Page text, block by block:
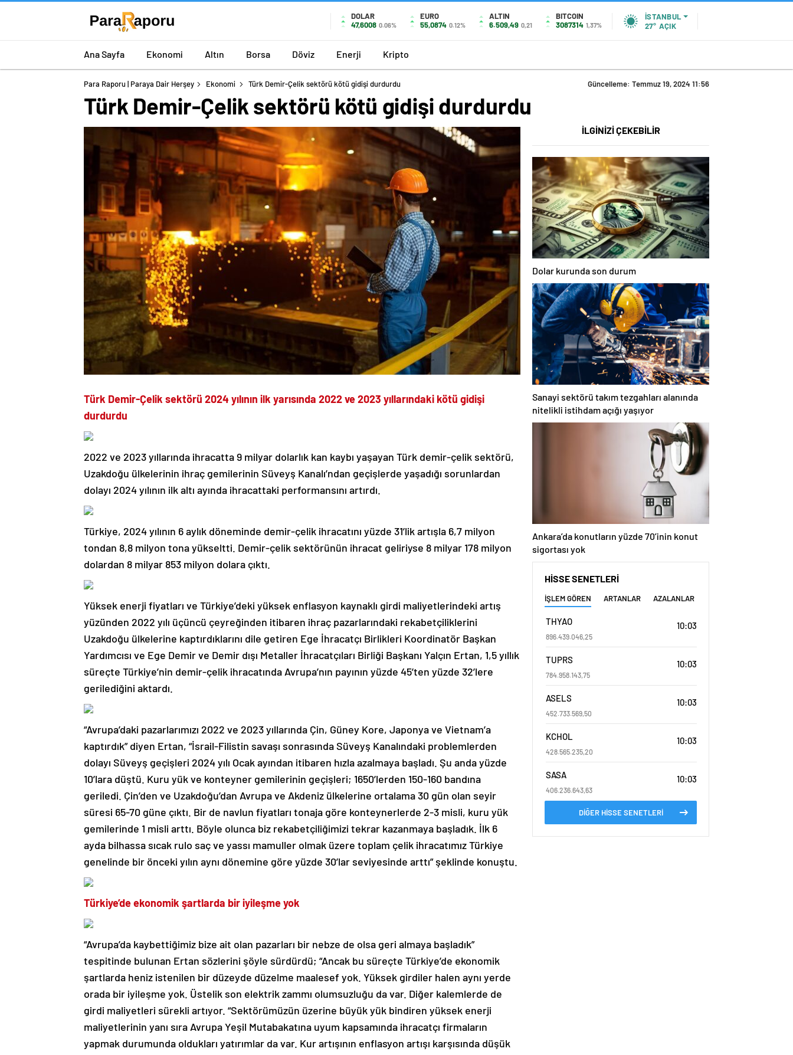
DOLAR
47,6008 0.06%
EURO
55,0874 0.12%
ALTIN
6.509,49 0,21
BITCOIN
3087314 1,37%
İSTANBUL
27° AÇIK
Ana Sayfa Ekonomi Altın Borsa Döviz Enerji Kripto
Para Raporu | Paraya Dair Herşey Ekonomi Türk Demir-Çelik sektörü kötü gidişi durdurdu Güncelleme: Temmuz 19, 2024 11:56
Türk Demir-Çelik sektörü kötü gidişi durdurdu
Türk Demir-Çelik sektörü 2024 yılının ilk yarısında 2022 ve 2023 yıllarındaki kötü gidişi
durdurdu
2022 ve 2023 yıllarında ihracatta 9 milyar dolarlık kan kaybı yaşayan Türk demir-çelik sektörü,
Uzakdoğu ülkelerinin ihraç gemilerinin Süveyş Kanalı’ndan geçişlerde yaşadığı sorunlardan
dolayı 2024 yılının ilk altı ayında ihracattaki performansını artırdı.
Türkiye, 2024 yılının 6 aylık döneminde demir-çelik ihracatını yüzde 31’lik artışla 6,7 milyon
tondan 8,8 milyon tona yükseltti. Demir-çelik sektörünün ihracat geliriyse 8 milyar 178 milyon
dolardan 8 milyar 853 milyon dolara çıktı.
Yüksek enerji fiyatları ve Türkiye’deki yüksek enflasyon kaynaklı girdi maliyetlerindeki artış
yüzünden 2022 yılı üçüncü çeyreğinden itibaren ihraç pazarlarındaki rekabetçiliklerini
Uzakdoğu ülkelerine kaptırdıklarını dile getiren Ege İhracatçı Birlikleri Koordinatör Başkan
Yardımcısı ve Ege Demir ve Demir dışı Metaller İhracatçıları Birliği Başkanı Yalçın Ertan, 1,5 yıllık
süreçte Türkiye’nin demir-çelik ihracatında Avrupa’nın payının yüzde 45’ten yüzde 32’lere
gerilediğini aktardı.
“Avrupa’daki pazarlarımızı 2022 ve 2023 yıllarında Çin, Güney Kore, Japonya ve Vietnam’a
kaptırdık” diyen Ertan, “İsrail-Filistin savaşı sonrasında Süveyş Kanalındaki problemlerden
dolayı Süveyş geçişleri 2024 yılı Ocak ayından itibaren hızla azalmaya başladı. Şu anda yüzde
10’lara düştü. Kuru yük ve konteyner gemilerinin geçişleri; 1650’lerden 150-160 bandına
geriledi. Çin’den ve Uzakdoğu’dan Avrupa ve Akdeniz ülkelerine ortalama 30 gün olan seyir
süresi 65-70 güne çıktı. Bir de navlun fiyatları tonaja göre konteynerlerde 2-3 misli, kuru yük
gemilerinde 1 misli arttı. Böyle olunca biz rekabetçiliğimizi tekrar kazanmaya başladık. İlk 6
ayda bilhassa sıcak rulo saç ve yassı mamuller olmak üzere toplam çelik ihracatımız Türkiye
genelinde bir önceki yılın aynı dönemine göre yüzde 30’lar seviyesinde arttı” şeklinde konuştu.
Türkiye’de ekonomik şartlarda bir iyileşme yok
“Avrupa’da kaybettiğimiz bize ait olan pazarları bir nebze de olsa geri almaya başladık”
tespitinde bulunan Ertan sözlerini şöyle sürdürdü; “Ancak bu süreçte Türkiye’de ekonomik
şartlarda heniz istenilen bir düzeyde düzelme maalesef yok. Yüksek girdiler halen aynı yerde
orada bir iyileşme yok. Üstelik son elektrik zammı olumsuzluğu da var. Diğer kalemlerde de
girdi maliyetleri sürekli artıyor. “Sektörümüzün üzerine büyük yük bindiren yüksek enerji
maliyetlerinin yanı sıra Avrupa Yeşil Mutabakatına uyum kapsamında ihracatçı firmaların
yapmak durumunda oldukları yatırımlar da var. Kur artışının enflasyon artışı karşısında düşük
İLGİNİZİ ÇEKEBİLİR
Dolar kurunda son durum
Sanayi sektörü takım tezgahları alanında
nitelikli istihdam açığı yaşıyor
Ankara’da konutların yüzde 70’inin konut
sigortası yok
HİSSE SENETLERİ
İŞLEM GÖREN ARTANLAR AZALANLAR
THYAO
896.439.046,25
10:03
TUPRS
784.958.143,75
10:03
ASELS
452.733.569,50
10:03
KCHOL
428.565.235,20
10:03
SASA
406.236.643,63
10:03
DİĞER HİSSE SENETLERİ